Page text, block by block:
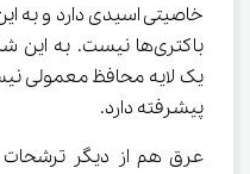
خاصیتی اسیدی دارد و به
یک لایه محافظ معمولی
پیشرفته دارد.
عرق هم از دیگر